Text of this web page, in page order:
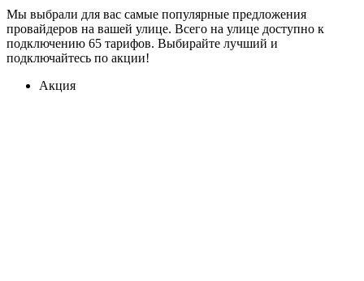
Мы выбрали для вас самые популярные предложения
провайдеров на вашей улице. Всего на улице доступно к
подключению 65 тарифов. Выбирайте лучший и
подключайтесь по акции!
Акция